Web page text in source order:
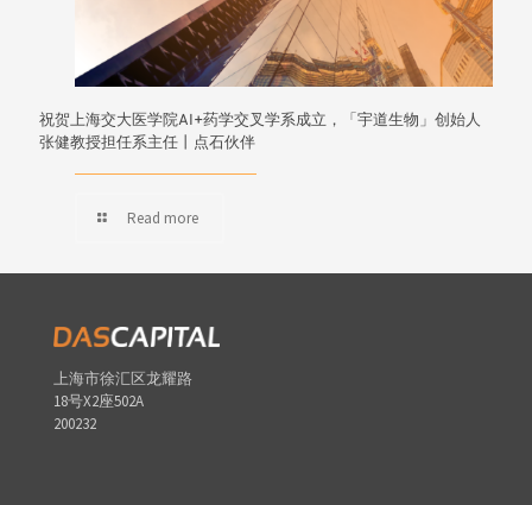
祝贺上海交大医学院AI+药学交叉学系成立，「宇道生物」创始人
张健教授担任系主任丨点石伙伴
Read more
上海市徐汇区龙耀路
18号X2座502A
200232